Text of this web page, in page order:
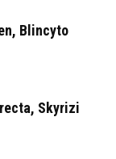
Blincyto
Skyrizi